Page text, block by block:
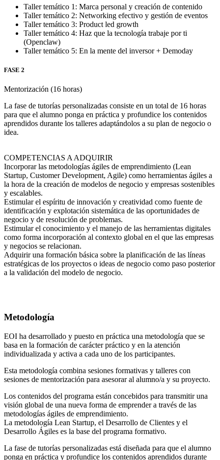
Taller temático 1: Marca personal y creación de contenido
Taller temático 2: Networking efectivo y gestión de eventos
Taller temático 3: Product led growth
Taller temático 4: Haz que la tecnología trabaje por ti
(Openclaw)
Taller temático 5: En la mente del inversor + Demoday
FASE 2
Mentorización (16 horas)
La fase de tutorías personalizadas consiste en un total de 16 horas
para que el alumno ponga en práctica y profundice los contenidos
aprendidos durante los talleres adaptándolos a su plan de negocio o
idea.
COMPETENCIAS A ADQUIRIR
Incorporar las metodologías ágiles de emprendimiento (Lean
Startup, Customer Development, Agile) como herramientas ágiles a
la hora de la creación de modelos de negocio y empresas sostenibles
y escalables.
Estimular el espíritu de innovación y creatividad como fuente de
identificación y explotación sistemática de las oportunidades de
negocio y de resolución de problemas.
Estimular el conocimiento y el manejo de las herramientas digitales
como forma incorporación al contexto global en el que las empresas
y negocios se relacionan.
Adquirir una formación básica sobre la planificación de las líneas
estratégicas de los proyectos o ideas de negocio como paso posterior
a la validación del modelo de negocio.
Metodología
EOI ha desarrollado y puesto en práctica una metodología que se
basa en la formación de carácter práctico y en la atención
individualizada y activa a cada uno de los participantes.
Esta metodología combina sesiones formativas y talleres con
sesiones de mentorización para asesorar al alumno/a y su proyecto.
Los contenidos del programa están concebidos para transmitir una
visión global de una nueva forma de emprender a través de las
metodologías ágiles de emprendimiento.
La metodología Lean Startup, el Desarrollo de Clientes y el
Desarrollo Ágiles es la base del programa formativo.
La fase de tutorías personalizadas está diseñada para que el alumno
ponga en práctica y profundice los contenidos aprendidos durante